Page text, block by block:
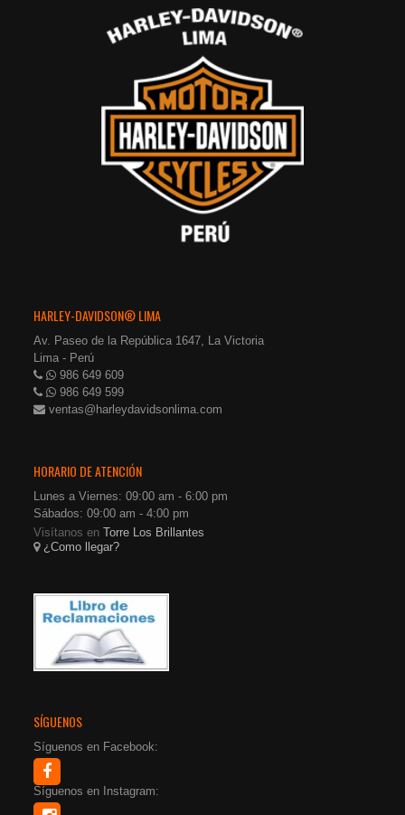
HARLEY-DAVIDSON® LIMA
Av. Paseo de la República 1647, La Victoria
Lima - Perú
986 649 609
986 649 599
ventas@harleydavidsonlima.com
HORARIO DE ATENCIÓN
Lunes a Viernes: 09:00 am - 6:00 pm
Sábados: 09:00 am - 4:00 pm
Visítanos enTorre Los Brillantes
¿Como llegar?
SÍGUENOS
Síguenos en Facebook:
Síguenos en Instagram: